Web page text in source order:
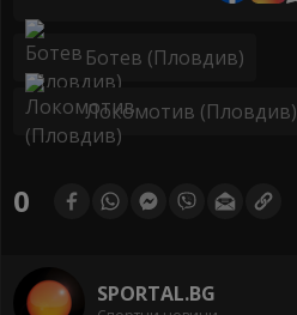
Ботев (Пловдив)
Локомотив (Пловдив)
0
SPORTAL.BG